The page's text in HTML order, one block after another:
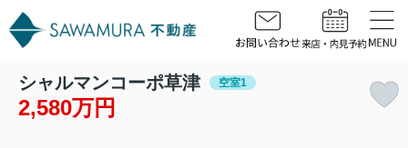
シャルマンコーポ草津 空室1
2,580万円